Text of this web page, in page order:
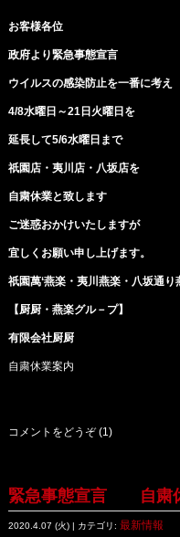
お客様各位
政府より緊急事態宣言
ウイルスの感染防止を一番に考え
4/8水曜日～21日火曜日を
延長して5/6水曜日まで
祇園店・夷川店・八坂店を
自粛休業と致します
ご迷惑おかけいたしますが
宜しくお願い申し上げます。
祇園萬‘燕楽・夷川燕楽・八坂通り
【厨厨・燕楽グル－プ】
有限会社厨厨
自粛休業案内
コメントをどうぞ (1)
緊急事態宣言 自粛
2020.4.07 (火) | カテゴリ: 最新情報